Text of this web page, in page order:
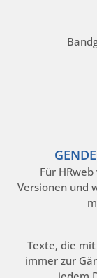
Für
Versionen und
Texte, die
immer zur